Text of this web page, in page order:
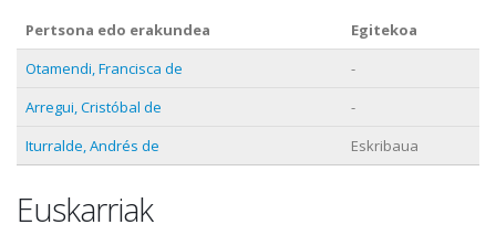
Pertsona edo erakundea
Egitekoa
Otamendi, Francisca de
-
Arregui, Cristóbal de
-
Iturralde, Andrés de
Eskribaua
Euskarriak